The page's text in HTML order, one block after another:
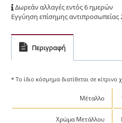
Δωρεάν αλλαγές εντός 6 ημερών
Εγγύηση επίσημης αντιπροσωπείας
Περιγραφή
* Το ίδιο κόσμημα διατίθεται σε
Μέταλλο
Χρώμα Μετάλλου